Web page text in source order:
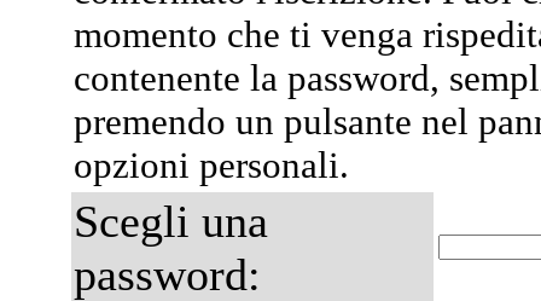
momento che ti venga
contenente la password,
premendo un pulsante nel
opzioni personali.
Scegli una
password: